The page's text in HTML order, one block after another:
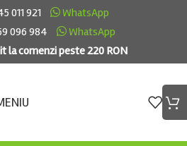
011 921
WhatsApp
096 984
WhatsApp
la comenzi peste 220 RON